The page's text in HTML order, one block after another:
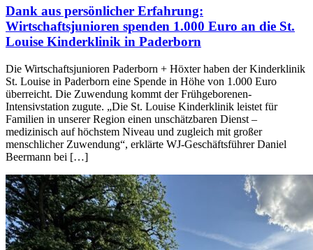
Dank aus persönlicher Erfahrung:
Wirtschaftsjunioren spenden 1.000 Euro an die St.
Louise Kinderklinik in Paderborn
Die Wirtschaftsjunioren Paderborn + Höxter haben der Kinderklinik
St. Louise in Paderborn eine Spende in Höhe von 1.000 Euro
überreicht. Die Zuwendung kommt der Frühgeborenen-
Intensivstation zugute. „Die St. Louise Kinderklinik leistet für
Familien in unserer Region einen unschätzbaren Dienst –
medizinisch auf höchstem Niveau und zugleich mit großer
menschlicher Zuwendung“, erklärte WJ-Geschäftsführer Daniel
Beermann bei […]